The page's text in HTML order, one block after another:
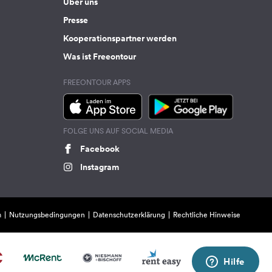
Presse
Kooperationspartner werden
Was ist Freeontour
FREEONTOUR APPS
FOLGE UNS AUF SOCIAL MEDIA
Facebook
Instagram
Nutzungsbedingungen Datenschutzerklärung Rechtliche Hinweise
Hilfe